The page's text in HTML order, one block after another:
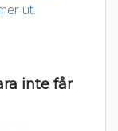
ut.
inte får